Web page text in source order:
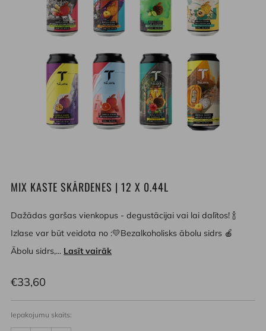
MIX KASTE SKĀRDENES | 12 X 0.44L
Dažādas garšas vienkopus - degustācijai vai lai dalītos! 🍾
Izlase var būt veidota no :💛Bezalkoholisks ābolu sidrs 🍎
Ābolu sidrs,... Lasīt vairāk
Parastā
cena
€33,60
Iepakojumu skaits: